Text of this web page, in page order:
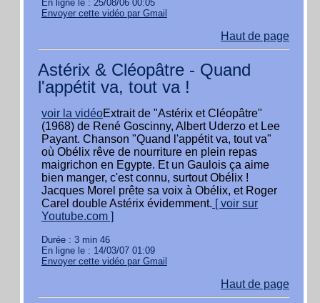
En ligne le : 25/08/06 00:05
Envoyer cette vidéo par Gmail
Haut de page
Astérix & Cléopâtre - Quand
l'appétit va, tout va !
voir la vidéoExtrait de "Astérix et Cléopâtre"
(1968) de René Goscinny, Albert Uderzo et Lee
Payant. Chanson "Quand l'appétit va, tout va"
où Obélix rêve de nourriture en plein repas
maigrichon en Egypte. Et un Gaulois ça aime
bien manger, c'est connu, surtout Obélix !
Jacques Morel prête sa voix à Obélix, et Roger
Carel double Astérix évidemment. [ voir sur
Youtube.com ]
Durée : 3 min 46
En ligne le : 14/03/07 01:09
Envoyer cette vidéo par Gmail
Haut de page